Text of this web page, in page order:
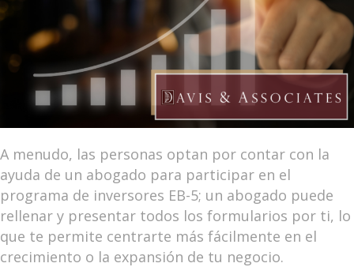
A menudo, las personas optan por contar con la
ayuda de un abogado para participar en el
programa de inversores EB-5; un abogado puede
rellenar y presentar todos los formularios por ti, lo
que te permite centrarte más fácilmente en el
crecimiento o la expansión de tu negocio.